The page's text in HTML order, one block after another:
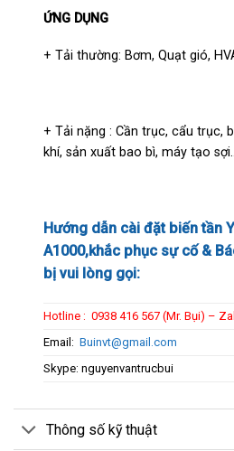
ỨNG DỤNG
+ Tải thường: Bơm, Quạt gió,
+ Tải nặng : Cần trục, cẩu trục,
khí, sản xuất bao bì, máy tạo
Hướng dẫn cài đặt biến tần
A1000,khắc phục sự cố &
bị vui lòng gọi:
Hotline : 0938 416 567 (Mr. Bụi) –
Email:Buinvt@gmail.com
Skype: nguyenvantrucbui
Thông số kỹ thuật